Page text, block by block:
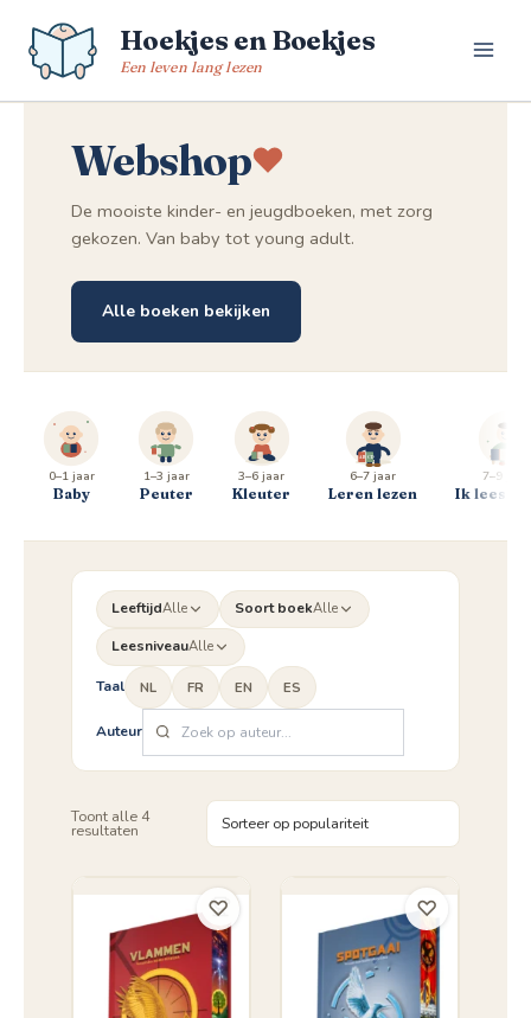
naar
Hoekjes en Boekjes
Een leven lang lezen
Webshop
De mooiste kinder- en jeugdboeken, met zorg
gekozen. Van baby tot young adult.
Alle boeken bekijken
0–1 jaar
Baby
1–3 jaar
Peuter
3–6 jaar
Kleuter
6–7 jaar
Leren lezen
7–9 jaar
Ik lees al
LeeftijdAlle Soort boekAlle
LeesniveauAlle
Taal NL FR EN ES
Auteur
Toont alle 4
resultaten
♡ ♡